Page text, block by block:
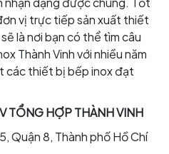
vị trực tiếp sản xuất thiết
là nơi bạn có thể tìm câu
Thành Vinh với nhiều năm
các thiết bị bếp inox đạt
TỔNG HỢP THÀNH VINH
Quận 8, Thành phố Hồ Chí